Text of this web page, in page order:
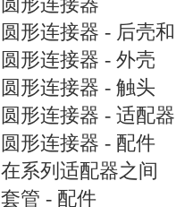
圆形连接器 - 后壳
圆形连接器 - 外壳
圆形连接器 - 触头
圆形连接器 - 适配器
圆形连接器 - 配件
在系列适配器之间
套管 - 配件